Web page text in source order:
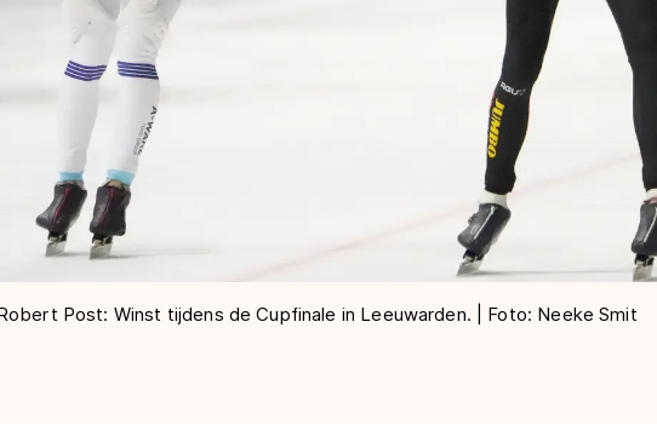
Post: Winst tijdens de Cupfinale in Leeuwarden. | Foto: Neeke Smit